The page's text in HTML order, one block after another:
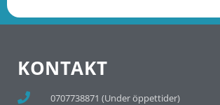
KONTAKT
0707738871 (Under öppettider)